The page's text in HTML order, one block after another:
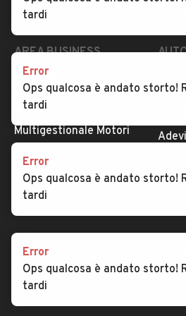
Security
AREA BUSINESS
Registrazione
concessionario
Multigestionale Motori
SEGUICI
Copyright © 2023 Marktplaats
Marktplaats B.V. - P.IVA
tardi
Error
Ops qualcosa è andato storto!
tardi
Error
Ops qualcosa è andato storto!
tardi
Error
Ops qualcosa è andato storto!
tardi